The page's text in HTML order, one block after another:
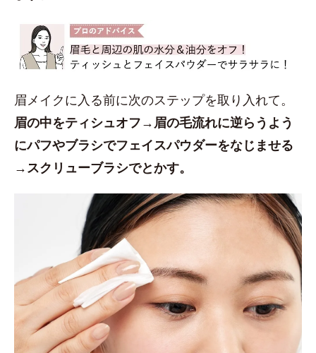
眉メイクに入る前に次のステップを取り入れて。
眉の中をティシュオフ→眉の毛流れに逆らうよう
にパフやブラシでフェイスパウダーをなじませる
→スクリューブラシでとかす。